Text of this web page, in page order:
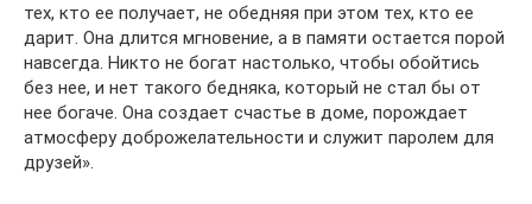
тех, кто ее получает, не обедняя при этом тех, кто ее
дарит. Она длится мгновение, а в памяти остается порой
навсегда. Никто не богат настолько, чтобы обойтись
без нее, и нет такого бедняка, который не стал бы от
нее богаче. Она создает счастье в доме, порождает
атмосферу доброжелательности и служит паролем для
друзей».